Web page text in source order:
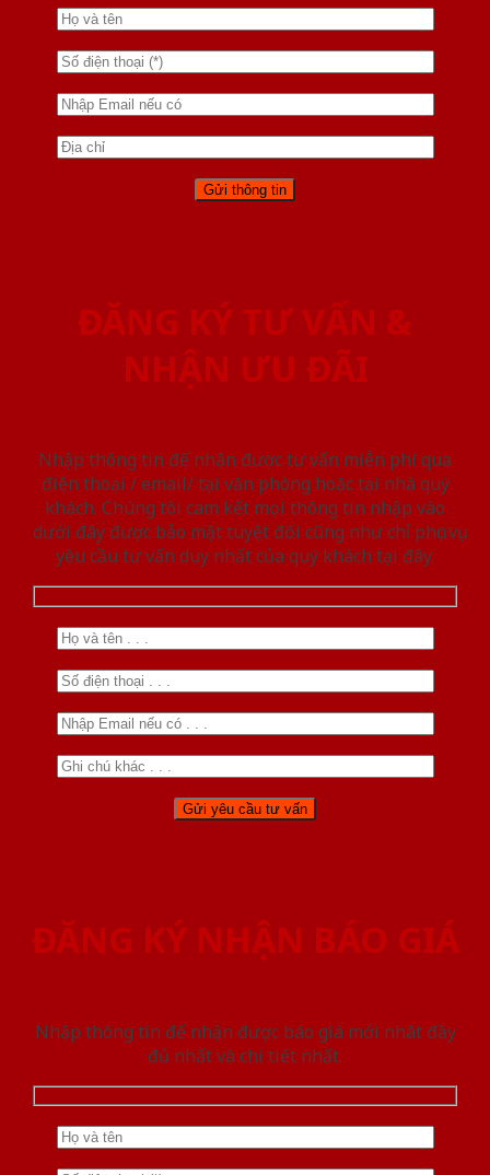
ĐĂNG KÝ TƯ VẤN &
NHẬN ƯU ĐÃI
Nhập thông tin để nhận được tư vấn miễn phí qua
điện thoại / email/ tại văn phòng hoặc tại nhà quý
khách. Chúng tôi cam kết mọi thông tin nhập vào
dưới đây được bảo mật tuyệt đối cũng như chỉ phục vụ
yêu cầu tư vấn duy nhất của quý khách tại đây.
ĐĂNG KÝ NHẬN BÁO GIÁ
Nhập thông tin để nhận được báo giá mới nhât đầy
đủ nhất và chi tiết nhất.